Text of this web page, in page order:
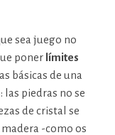
sea juego no
poner límites
básicas de una
: las piedras no se
de cristal se
-como os